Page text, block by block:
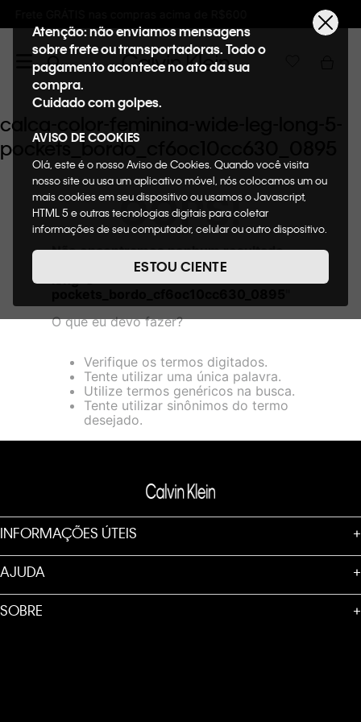
Ganhe 10% de GIFTBACK
Atenção: não enviamos mensagens
sobre frete ou transportadoras. Todo o
pagamento acontece no ato da sua
compra.
Cuidado com golpes.
AVISO DE COOKIES
Olá, este é o nosso Aviso de Cookies. Quando você visita
nosso site ou usa um aplicativo móvel, nós colocamos um ou
mais cookies em seu dispositivo ou usamos o Javascript,
HTML 5 e outras tecnologias digitais para coletar
informações de seu computador, celular ou outro dispositivo.
de cookies, informaremos quais cookies usaremos e quais
suas funções. A forma como processamos os dados
nosso Aviso de Privacidade. Quando você visita nosso site,
consideraremos isso como sua solicitação específica para
entre outros, a capacidade de comprar um item em nossa
loja virtual. Para maiores informações sobre o nosso aviso de
Cookies acesse o link.
ESTOU CIENTE
calca-color-feminina-wide-leg-long-5-
pockets_bordo_cf6oc10cc630_0895
OOPS!
Não encontramos nenhum resultado
calca-color-feminina-wide-leg-
long-5-
O que eu devo fazer?
Verifique os termos digitados.
Tente utilizar uma única palavra.
Utilize termos genéricos na busca.
Tente utilizar sinônimos do termo
desejado.
INFORMAÇÕES ÚTEIS +
AJUDA +
SOBRE +